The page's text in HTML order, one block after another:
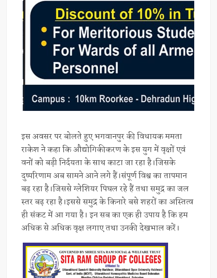
इस अवसर पर बोलते हुए भगवानपुर की विधायक ममता
राकेश ने कहा कि औद्योगिकीकरण के इस युग में वृक्षों एवं
वनों को बड़ी निर्दयता के साथ काटा जा रहा है।जिसके
दुष्परिणाम अब सामने आने लगे हैं।संपूर्ण विश्व का तापमान
बढ़ रहा है।जिससे ग्लेशियर पिघल रहे हैं तथा समुद्र का जल
स्तर बढ़ रहा है।इससे समुद्र के किनारे बसे शहरों का अस्तित्व
ही संकट में आ गया है। इन सब का एक ही उपाय है कि हम
अधिक से अधिक वृक्ष लगाए तथा उनकी देखभाल करें।